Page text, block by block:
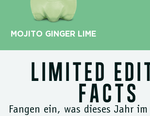
MOJITO GINGER LIME
LIMITED
FACTS
Fangen ein, was dieses Jahr